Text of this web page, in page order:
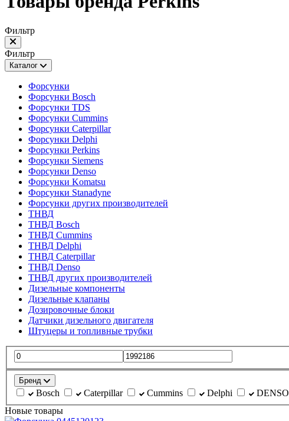
Фильтр
Фильтр
Каталог
Форсунки
Форсунки Bosch
Форсунки TDS
Форсунки Cummins
Форсунки Caterpillar
Форсунки Delphi
Форсунки Perkins
Форсунки Siemens
Форсунки Denso
Форсунки Komatsu
Форсунки Stanadyne
Форсунки других производителей
ТНВД
ТНВД Bosch
ТНВД Cummins
ТНВД Delphi
ТНВД Caterpillar
ТНВД Denso
ТНВД других производителей
Дизельные компоненты
Дизельные клапаны
Дозировочные блоки
Датчики дизельного двигателя
Штуцеры и топливные трубки
Бренд
Bosch Caterpillar Cummins Delphi DENSO
Новые товары